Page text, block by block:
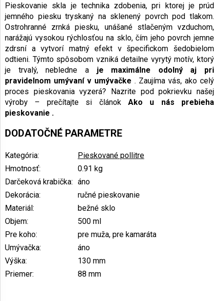
Pieskovanie skla je technika zdobenia, pri ktorej je prúd
jemného piesku tryskaný na sklenený povrch pod tlakom.
Ostrohranné zrnká piesku, unášané stlačeným vzduchom,
narážajú vysokou rýchlosťou na sklo, čím jeho povrch jemne
zdrsní a vytvorí matný efekt v špecifickom šedobielom
odtieni. Týmto spôsobom vzniká detailne vyrytý motív, ktorý
je trvalý, nebledne a je maximálne odolný aj pri
pravidelnom umývaní v umývačke . Zaujíma vás, ako celý
proces pieskovania vyzerá? Nazrite pod pokrievku našej
výroby – prečítajte si článok Ako u nás prebieha
pieskovanie .
DODATOČNÉ PARAMETRE
Kategória:
Pieskované pollitre
Hmotnosť:
0.91 kg
Darčeková krabička: áno
Dekorácia:
ručné pieskovanie
Materiál:
bežné sklo
Objem:
500 ml
Pre koho:
pre muža, pre kamaráta
Umývačka:
áno
Výška:
130 mm
Priemer: 88 mm